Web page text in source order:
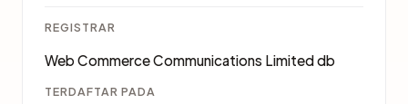
REGISTRAR
Web Commerce Communications Limited db
TERDAFTAR PADA